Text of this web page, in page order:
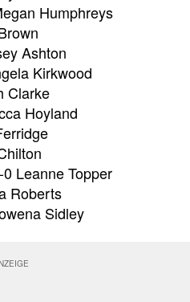
Humphreys
Ashton
Kirkwood
Clarke
Hoyland
Leanne Topper
Roberts
Sidley